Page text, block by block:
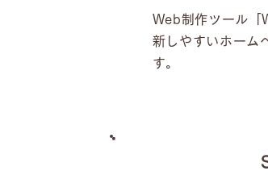
Web制作ツール「
新しやすいホーム
す。